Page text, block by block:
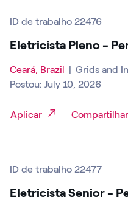
ID de trabalho 22476
Eletricista Pleno -
Ceará, Brazil Grids and
Postou: July 10, 2026
Aplicar Compartilhar
ID de trabalho 22477
Eletricista Senior -